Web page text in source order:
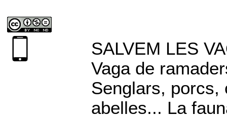
SALVEM LES
Vaga de
Senglars, porcs,
abelles... La